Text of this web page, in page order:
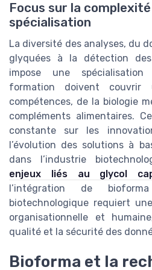
Focus sur la
spécialisation
La diversité des analyses, du
glyquées à la détection
impose une
formation doivent
compétences, de la biologie
compléments alimentaires.
constante sur les
l’évolution des solutions à
dans l’industrie
enjeux liés au glycol
l’intégration de
biotechnologique requiert
organisationnelle et
qualité et la sécurité des
Bioforma et la